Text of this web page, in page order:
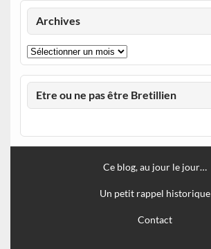
Archives
Archives
Etre ou ne pas être Bretillien
Ce blog, au jour le jour…
Un petit rappel historique
Contact